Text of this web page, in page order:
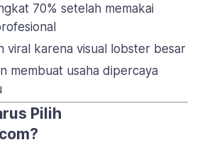
70% setelah memakai
viral karena visual lobster besar
membuat usaha dipercaya
Pilih